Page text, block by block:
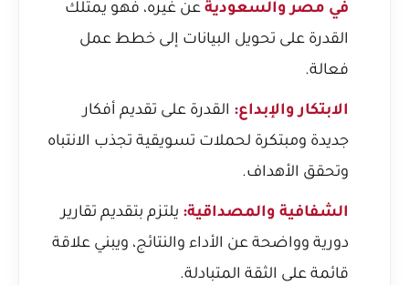
في مصر والسعودية عن غيره، فهو يمتلك
القدرة على تحويل البيانات إلى خطط عمل
فعالة.
الابتكار والإبداع: القدرة على تقديم أفكار
جديدة ومبتكرة لحملات تسويقية تجذب الانتباه
وتحقق الأهداف.
الشفافية والمصداقية: يلتزم بتقديم تقارير
دورية وواضحة عن الأداء والنتائج، ويبني علاقة
قائمة على الثقة المتبادلة.